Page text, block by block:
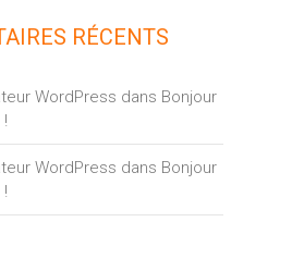
RÉCENTS
WordPress dans Bonjour
WordPress dans Bonjour